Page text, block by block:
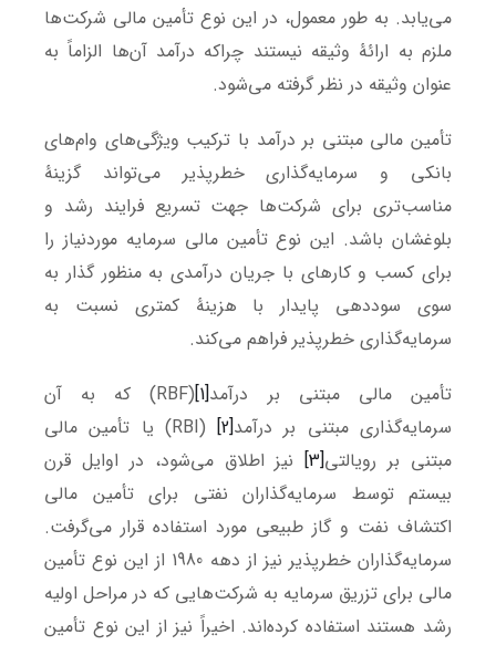
می‌یابد. به طور معمول، در این نوع تأمین مالی شرکت‌ها
ملزم به ارائۀ وثیقه نیستند چراکه درآمد آن‌ها الزاماً به
عنوان وثیقه در نظر گرفته می‌شود.
تأمین مالی مبتنی بر درآمد با ترکیب ویژگی‌های وام‌های
بانکی و سرمایه‌گذاری خطرپذیر می‌تواند گزینۀ
مناسب‌تری برای شرکت‌ها جهت تسریع فرایند رشد و
بلوغشان باشد. این نوع تأمین مالی سرمایه موردنیاز را
برای کسب و کارهای با جریان درآمدی به منظور گذار به
سوی سوددهی پایدار با هزینۀ کمتری نسبت به
سرمایه‌گذاری خطرپذیر فراهم می‌کند.
تأمین مالی مبتنی بر درآمد[1]
(RBF) که به آن
سرمایه‌گذاری مبتنی بر درآمد[2]
(RBI) یا تأمین مالی
مبتنی بر رویالتی[3] نیز اطلاق می‌شود، در اوایل قرن
بیستم توسط سرمایه‌گذاران نفتی برای تأمین مالی
اکتشاف نفت و گاز طبیعی مورد استفاده قرار می‌گرفت.
سرمایه‌گذاران خطرپذیر نیز از دهه 1980 از این نوع تأمین
مالی برای تزریق سرمایه به شرکت‌هایی که در مراحل اولیه
رشد هستند استفاده کرده‌اند. اخیراً نیز از این نوع تأمین